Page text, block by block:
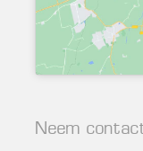
Neem